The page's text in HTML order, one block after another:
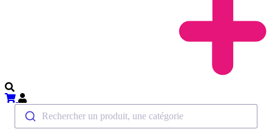
Rechercher un produit, une catégorie